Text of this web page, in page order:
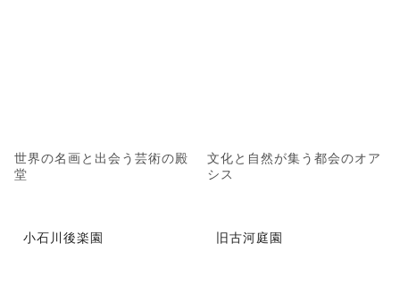
世界の名画と出会う芸術の殿
堂
文化と自然が集う都会のオア
シス
小石川後楽園 旧古河庭園